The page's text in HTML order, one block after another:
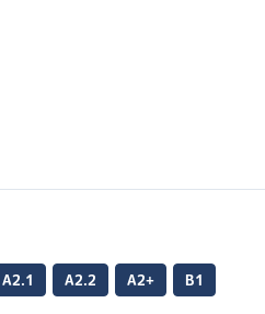
A2.1 A2.2 A2+ B1